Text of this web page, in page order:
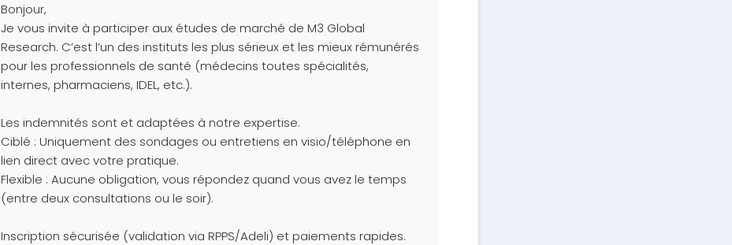
Bonjour,
Je vous invite à participer aux études de marché de M3 Global
Research. C’est l’un des instituts les plus sérieux et les mieux rémunérés
pour les professionnels de santé (médecins toutes spécialités,
internes, pharmaciens, IDEL, etc.).
Les indemnités sont et adaptées à notre expertise.
Ciblé : Uniquement des sondages ou entretiens en visio/téléphone en
lien direct avec votre pratique.
Flexible : Aucune obligation, vous répondez quand vous avez le temps
(entre deux consultations ou le soir).
Inscription sécurisée (validation via RPPS/Adeli) et paiements rapides.